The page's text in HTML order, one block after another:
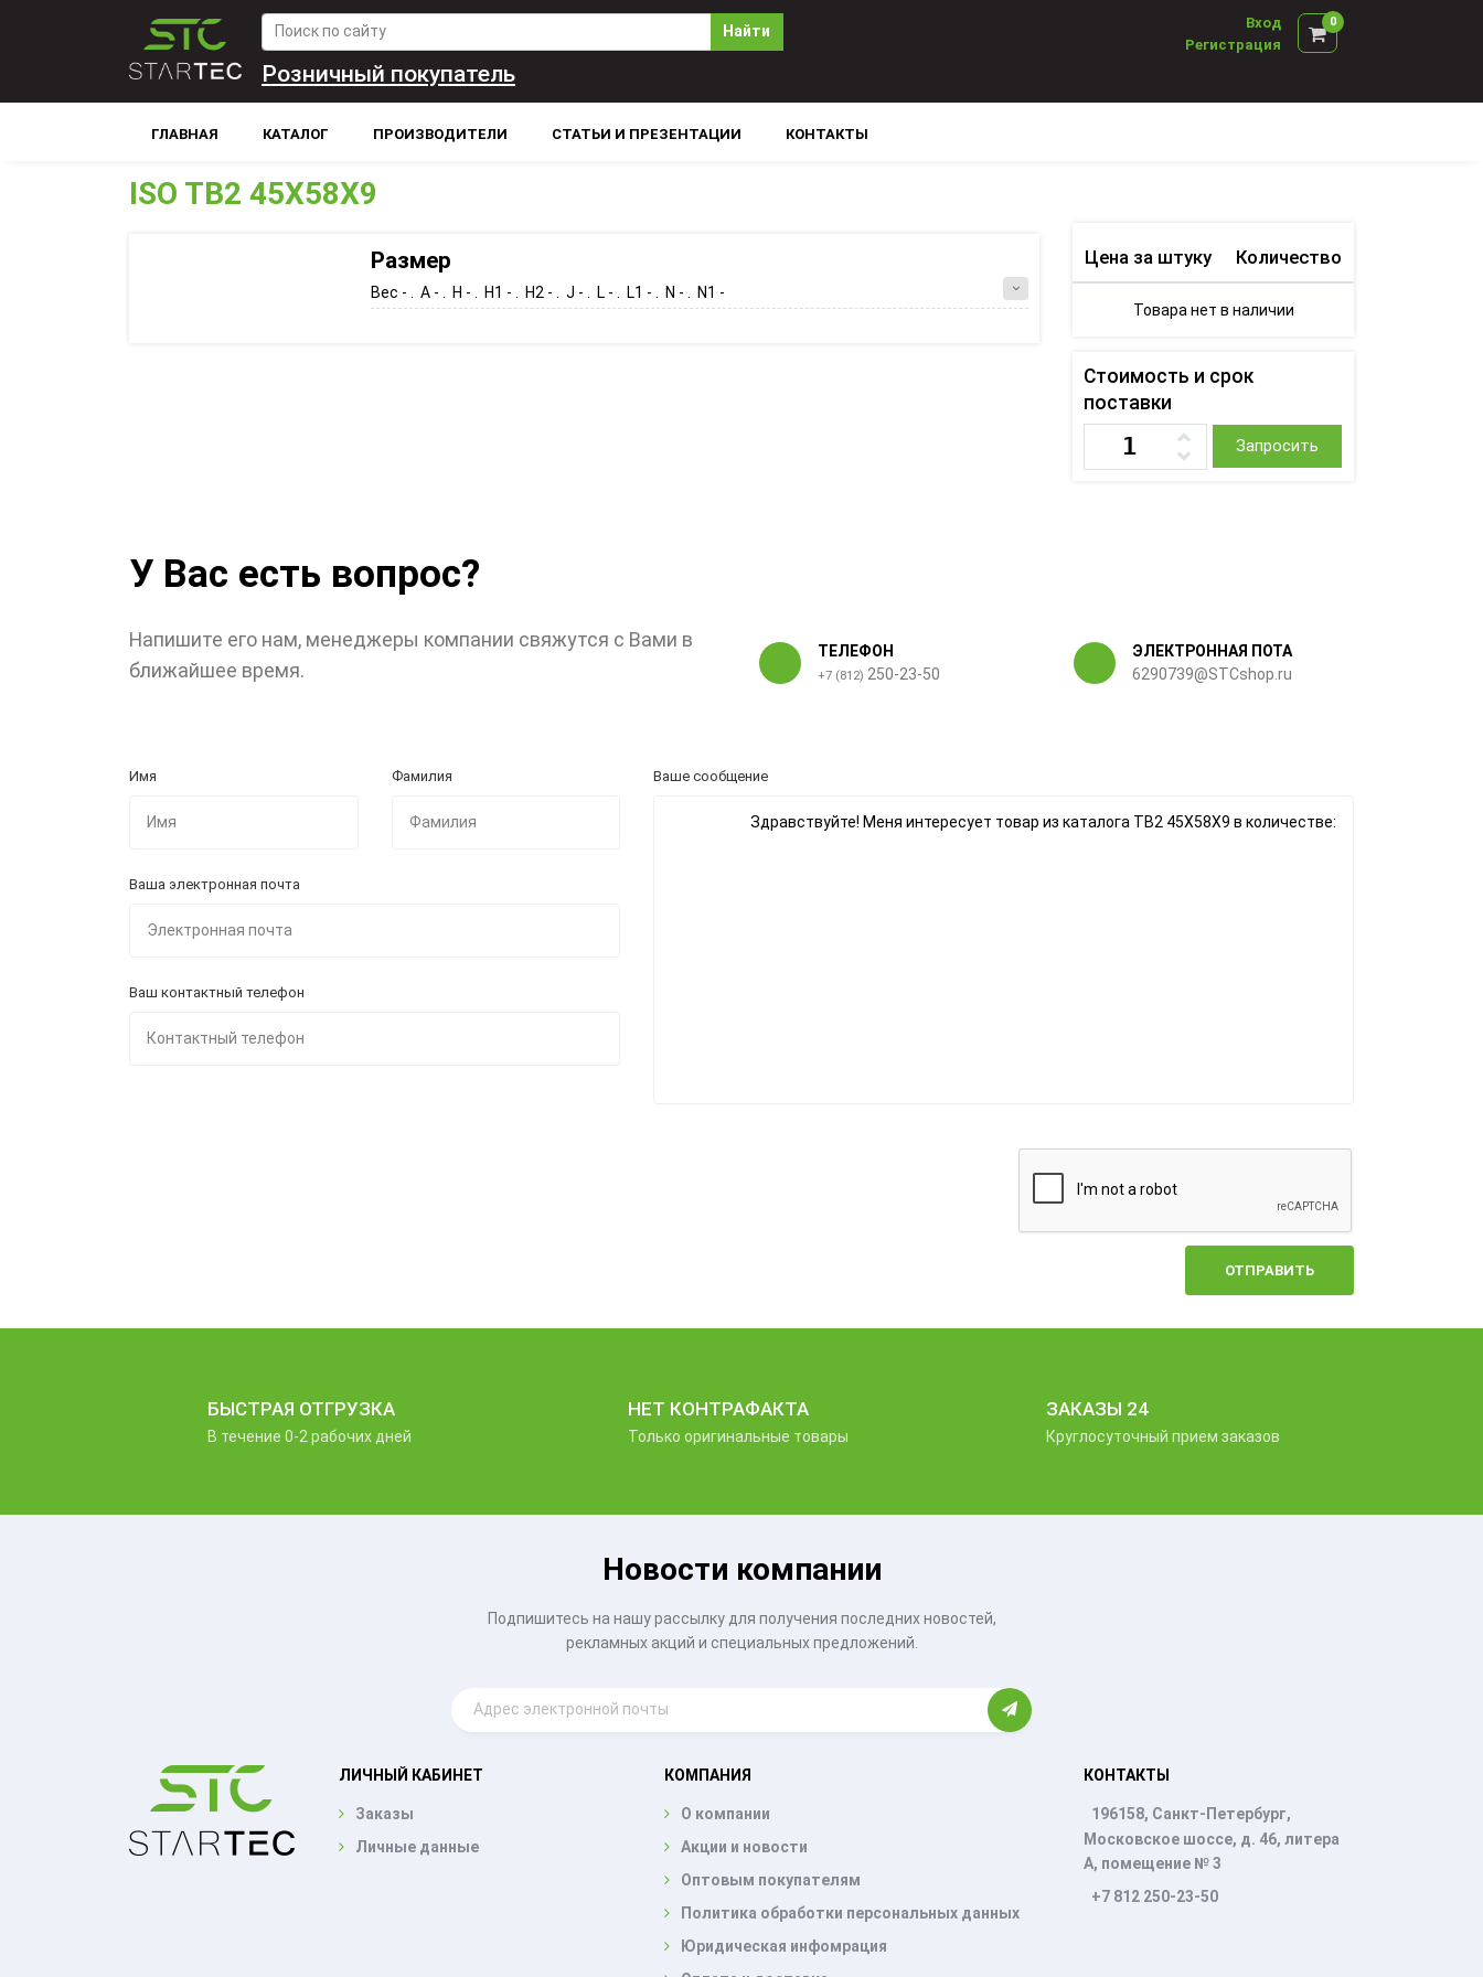
Найти
Вход
Регистрация
0
Розничный покупатель
ГЛАВНАЯ КАТАЛОГ ПРОИЗВОДИТЕЛИ СТАТЬИ И ПРЕЗЕНТАЦИИ КОНТАКТЫ
ISO TB2 45X58X9
Размер
Вес - . A - . H - . H1 - . H2 - . J - . L - . L1 - . N - . N1 -
Цена за штуку Количество
Товара нет в наличии
Стоимость и срок
поставки
Запросить
У Вас есть вопрос?
Напишите его нам, менеджеры компании свяжутся с Вами в
ближайшее время.
ТЕЛЕФОН
+7 (812) 250-23-50
ЭЛЕКТРОННАЯ ПОТА
6290739@STCshop.ru
Имя Фамилия
Ваша электронная почта
Ваш контактный телефон
Ваше сообщение
ОТПРАВИТЬ
БЫСТРАЯ ОТГРУЗКА
В течение 0-2 рабочих дней
НЕТ КОНТРАФАКТА
Только оригинальные товары
ЗАКАЗЫ 24
Круглосуточный прием заказов
Новости компании
Подпишитесь на нашу рассылку для получения последних новостей,
рекламных акций и специальных предложений.
ЛИЧНЫЙ КАБИНЕТ
Заказы
Личные данные
КОМПАНИЯ
О компании
Акции и новости
Оптовым покупателям
Политика обработки персональных данных
Юридическая инфомрация
КОНТАКТЫ
196158, Санкт-Петербург,
Московское шоссе, д. 46, литера
А, помещение № 3
+7 812 250-23-50